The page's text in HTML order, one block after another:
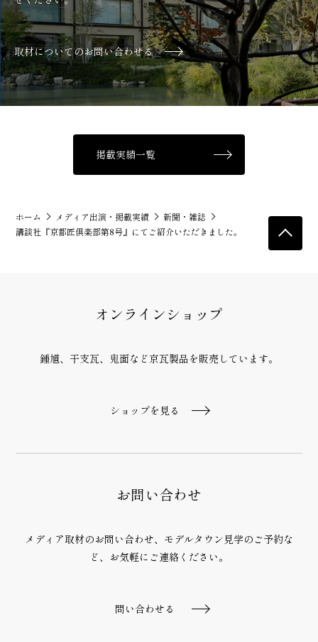
取材についてのお問い合わせる
掲載実績一覧
ホーム メディア出演・掲載実績
新聞・雑誌
講談社『京都匠倶楽部第8号』にてご紹介いただきました。
オンラインショップ
鍾馗、干支瓦、鬼面など京瓦製品を販売しています。
ショップを見る
お問い合わせ
メディア取材のお問い合わせ、モデルタウン見学のご予約な
ど、 お気軽にご連絡ください。
問い合わせる